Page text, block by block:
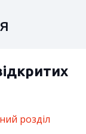
розділ